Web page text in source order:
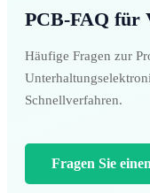
PCB-FAQ für
Häufige Fragen zur
Schnellverfahren.
Fragen Sie